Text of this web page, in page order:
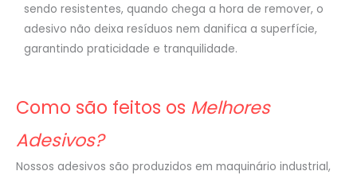
sendo resistentes, quando chega a hora de remover, o
adesivo não deixa resíduos nem danifica a superfície,
garantindo praticidade e tranquilidade.
Como são feitos os Melhores
Adesivos?
Nossos adesivos são produzidos em maquinário industrial,